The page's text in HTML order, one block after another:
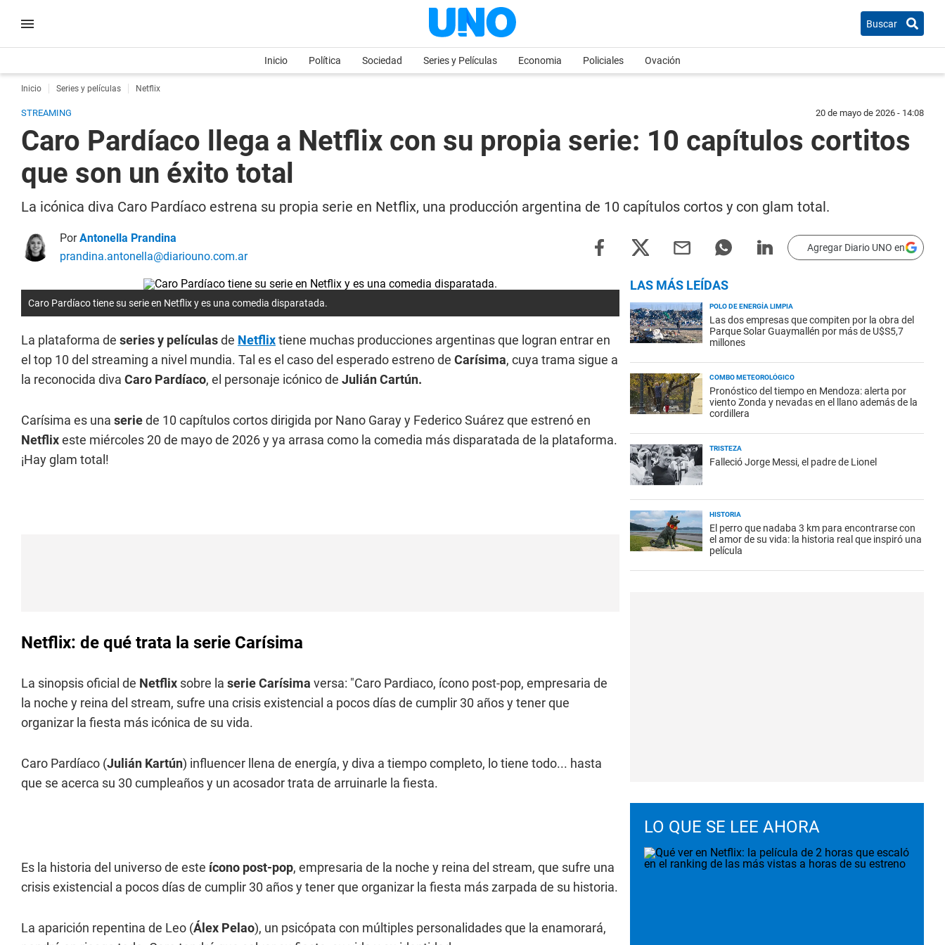
Buscar
Inicio Política Sociedad Series y Películas Economia Policiales Ovación
Inicio Series y películas Netflix
STREAMING 20 de mayo de 2026 - 14:08
Caro Pardíaco llega a Netflix con su propia serie: 10 capítulos cortitos
que son un éxito total
La icónica diva Caro Pardíaco estrena su propia serie en Netflix, una producción argentina de 10 capítulos cortos y con glam total.
PorAntonella Prandina
prandina.antonella@diariouno.com.ar
Agregar Diario UNO en
Caro Pardíaco tiene su serie en Netflix y es una comedia disparatada.
La plataforma de series y películasde Netflixtiene muchas producciones argentinas que logran entrar en
el top 10 del streaming a nivel mundia. Tal es el caso del esperado estreno de Carísima, cuya trama sigue a
la reconocida diva Caro Pardíaco, el personaje icónico de Julián Cartún.
Carísima es una seriede 10 capítulos cortos dirigida por Nano Garay y Federico Suárez que estrenó en
Netflixeste miércoles 20 de mayo de 2026 y ya arrasa como la comedia más disparatada de la plataforma.
¡Hay glam total!
Netflix: de qué trata la serie Carísima
La sinopsis oficial de Netflix sobre la serie Carísima versa: "Caro Pardiaco, ícono post-pop, empresaria de
la noche y reina del stream, sufre una crisis existencial a pocos días de cumplir 30 años y tener que
organizar la fiesta más icónica de su vida.
Caro Pardíaco (Julián Kartún) influencer llena de energía, y diva a tiempo completo, lo tiene todo... hasta
que se acerca su 30 cumpleaños y un acosador trata de arruinarle la fiesta.
Es la historia del universo de este ícono post-pop, empresaria de la noche y reina del stream, que sufre una
crisis existencial a pocos días de cumplir 30 años y tener que organizar la fiesta más zarpada de su historia.
La aparición repentina de Leo (Álex Pelao), un psicópata con múltiples personalidades que la enamorará,
LAS MÁS LEÍDAS
POLO DE ENERGÍA LIMPIA
Las dos empresas que compiten por la obra del
Parque Solar Guaymallén por más de U$S5,7
millones
COMBO METEOROLÓGICO
Pronóstico del tiempo en Mendoza: alerta por
viento Zonda y nevadas en el llano además de la
cordillera
TRISTEZA
Falleció Jorge Messi, el padre de Lionel
HISTORIA
El perro que nadaba 3 km para encontrarse con
el amor de su vida: la historia real que inspiró una
película
LO QUE SE LEE AHORA